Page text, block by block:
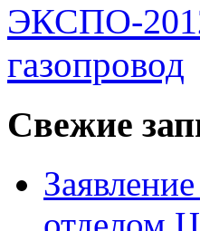
ЭКСПО-
газопровод
Свежие